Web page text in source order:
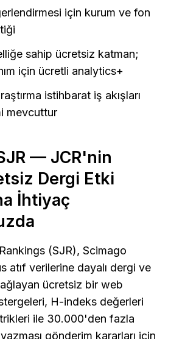
için kurum ve fon
sahip ücretsiz katman;
için ücretli analytics+
istihbarat iş akışları
mevcuttur
— JCR'nin
Dergi Etki
İhtiyaç
(SJR), Scimago
atıf verilerine dayalı dergi ve
ücretsiz bir web
H-indeks değerleri
ile 30.000'den fazla
gönderim kararları için